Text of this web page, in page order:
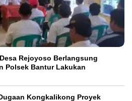
Rejoyoso Berlangsung
Polsek Bantur Lakukan
Kongkalikong Proyek